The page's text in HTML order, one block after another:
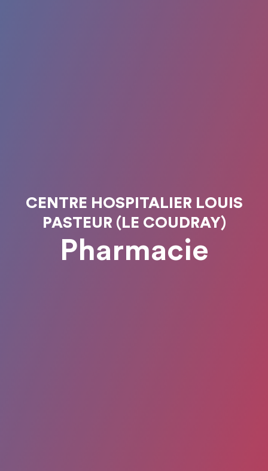
CENTRE HOSPITALIER LOUIS
PASTEUR (LE COUDRAY)
Pharmacie